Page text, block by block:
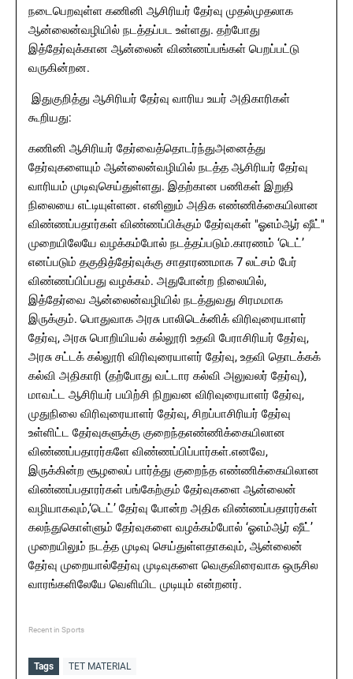
நடைபெறவுள்ள கணினி ஆசிரியர் தேர்வு முதல்முதலாக
ஆன்லைன்வழியில் நடத்தப்பட உள்ளது. தற்போது
இத்தேர்வுக்கான ஆன்லைன் விண்ணப்பங்கள் பெறப்பட்டு
வருகின்றன.
இதுகுறித்து ஆசிரியர் தேர்வு வாரிய உயர் அதிகாரிகள்
கூறியது:
கணினி ஆசிரியர் தேர்வைத்தொடர்ந்துஅனைத்து
தேர்வுகளையும் ஆன்லைன்வழியில் நடத்த ஆசிரியர் தேர்வு
வாரியம் முடிவுசெய்துள்ளது. இதற்கான பணிகள் இறுதி
நிலையை எட்டியுள்ளன. எனினும் அதிக எண்ணிக்கையிலான
விண்ணப்பதார்கள் விண்ணப்பிக்கும் தேர்வுகள் "ஓஎம்ஆர் ஷீட்"
முறையிலேயே வழக்கம்போல் நடத்தப்படும்.காரணம் ‘டெட்’
எனப்படும் தகுதித்தேர்வுக்கு சாதாரணமாக 7 லட்சம் பேர்
விண்ணப்பிப்பது வழக்கம். அதுபோன்ற நிலையில்,
இத்தேர்வை ஆன்லைன்வழியில் நடத்துவது சிரமமாக
இருக்கும். பொதுவாக அரசு பாலிடெக்னிக் விரிவுரையாளர்
தேர்வு, அரசு பொறியியல் கல்லூரி உதவி பேராசிரியர் தேர்வு,
அரசு சட்டக் கல்லூரி விரிவுரையாளர் தேர்வு, உதவி தொடக்கக்
கல்வி அதிகாரி (தற்போது வட்டார கல்வி அலுவலர் தேர்வு),
மாவட்ட ஆசிரியர் பயிற்சி நிறுவன விரிவுரையாளர் தேர்வு,
முதுநிலை விரிவுரையாளர் தேர்வு, சிறப்பாசிரியர் தேர்வு
உள்ளிட்ட தேர்வுகளுக்கு குறைந்தஎண்ணிக்கையிலான
விண்ணப்பதாரர்களே விண்ணப்பிப்பார்கள்.எனவே,
இருக்கின்ற சூழலைப் பார்த்து குறைந்த எண்ணிக்கையிலான
விண்ணப்பதாரர்கள் பங்கேற்கும் தேர்வுகளை ஆன்லைன்
வழியாகவும்,‘டெட்’ தேர்வு போன்ற அதிக விண்ணப்பதாரர்கள்
கலந்துகொள்ளும் தேர்வுகளை வழக்கம்போல் ‘ஓஎம்ஆர் ஷீட்’
முறையிலும் நடத்த முடிவு செய்துள்ளதாகவும், ஆன்லைன்
தேர்வு முறையால்தேர்வு முடிவுகளை வெகுவிரைவாக ஒருசில
வாரங்களிலேயே வெளியிட முடியும் என்றனர்.
Recent in Sports
Tags TET MATERIAL